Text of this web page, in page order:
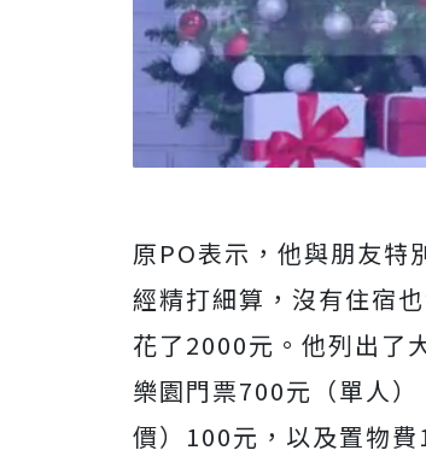
原PO表示，他與朋友特
經精打細算，沒有住宿
花了2000元。他列出了
樂園門票700元（單人
價）100元，以及置物